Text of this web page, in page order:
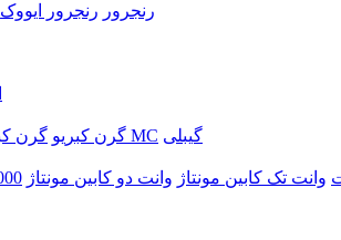
رنجرور رنجرور ایووک
گرن کبریو گرن کبریو MC گیبلی
وانت تک کابین مونتاژ وانت دو کابین مونتاژ